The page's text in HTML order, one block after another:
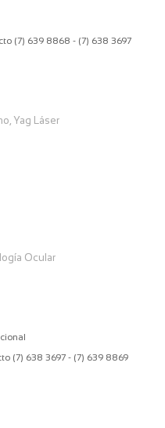
(7) 639 8868 - (7) 638 3697
Yag Láser
Ocular
(7) 638 3697 - (7) 639 8869